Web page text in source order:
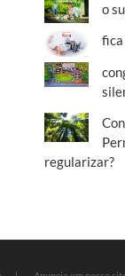
o
fica
regularizar?